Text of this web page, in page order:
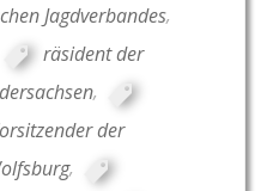
Jagdverbandes,
räsident der
,
der
,